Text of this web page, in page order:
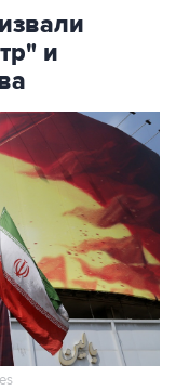
и
- В Тегеране